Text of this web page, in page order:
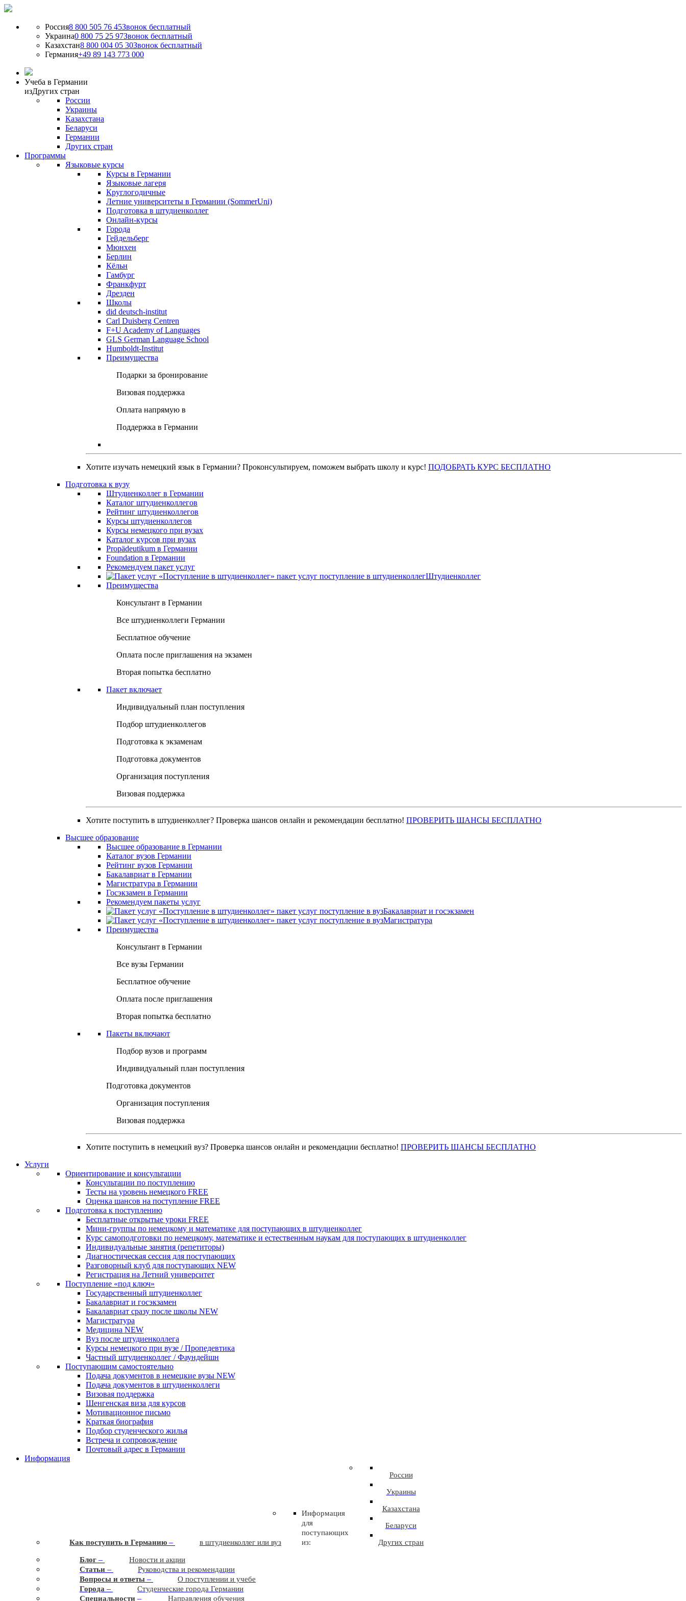
Россия8 800 505 76 45Звонок бесплатный
Украина0 800 75 25 97Звонок бесплатный
Казахстан8 800 004 05 30Звонок бесплатный
Германия+49 89 143 773 000
Учеба в Германии
изДругих стран
России
Украины
Казахстана
Беларуси
Германии
Других стран
Программы
Языковые курсы
Курсы в Германии
Языковые лагеря
Круглогодичные
Летние университеты в Германии (SommerUni)
Подготовка в штудиенколлег
Онлайн-курсы
Города
Гейдельберг
Мюнхен
Берлин
Кёльн
Гамбург
Франкфурт
Дрезден
Школы
did deutsch-institut
Carl Duisberg Centren
F+U Academy of Languages
GLS German Language School
Humboldt-Institut
Преимущества
Подарки за бронирование
Визовая поддержка
Оплата напрямую в
Поддержка в Германии
Хотите изучать немецкий язык в Германии? Проконсультируем, поможем выбрать школу и курс! ПОДОБРАТЬ КУРС БЕСПЛАТНО
Подготовка к вузу
Штудиенколлег в Германии
Каталог штудиенколлегов
Рейтинг штудиенколлегов
Курсы штудиенколлегов
Курсы немецкого при вузах
Каталог курсов при вузах
Propädeutikum в Германии
Foundation в Германии
Рекомендуем пакет услуг
Штудиенколлег
Преимущества
Консультант в Германии
Все штудиенколлеги Германии
Бесплатное обучение
Оплата после приглашения на экзамен
Вторая попытка бесплатно
Пакет включает
Индивидуальный план поступления
Подбор штудиенколлегов
Подготовка к экзаменам
Подготовка документов
Организация поступления
Визовая поддержка
Хотите поступить в штудиенколлег? Проверка шансов онлайн и рекомендации бесплатно! ПРОВЕРИТЬ ШАНСЫ БЕСПЛАТНО
Высшее образование
Высшее образование в Германии
Каталог вузов Германии
Рейтинг вузов Германии
Бакалавриат в Германии
Магистратура в Германии
Госэкзамен в Германии
Рекомендуем пакеты услуг
Бакалавриат и госэкзамен
Магистратура
Преимущества
Консультант в Германии
Все вузы Германии
Бесплатное обучение
Оплата после приглашения
Вторая попытка бесплатно
Пакеты включают
Подбор вузов и программ
Индивидуальный план поступления
Подготовка документов
Организация поступления
Визовая поддержка
Хотите поступить в немецкий вуз? Проверка шансов онлайн и рекомендации бесплатно! ПРОВЕРИТЬ ШАНСЫ БЕСПЛАТНО
Услуги
Ориентирование и консультации
Консультации по поступлению
Тесты на уровень немецкого FREE
Оценка шансов на поступление FREE
Подготовка к поступлению
Бесплатные открытые уроки FREE
Мини-группы по немецкому и математике для поступающих в штудиенколлег
Курс самоподготовки по немецкому, математике и естественным наукам для поступающих в штудиенколлег
Индивидуальные занятия (репетиторы)
Диагностическая сессия для поступающих
Разговорный клуб для поступающих NEW
Регистрация на Летний университет
Поступление «под ключ»
Государственный штудиенколлег
Бакалавриат и госэкзамен
Бакалавриат сразу после школы NEW
Магистратура
Медицина NEW
Вуз после штудиенколлега
Курсы немецкого при вузе / Пропедевтика
Частный штудиенколлег / Фаундейшн
Поступающим самостоятельно
Подача документов в немецкие вузы NEW
Подача документов в штудиенколлеги
Визовая поддержка
Шенгенская виза для курсов
Мотивационное письмо
Краткая биография
Подбор студенческого жилья
Встреча и сопровождение
Почтовый адрес в Германии
Информация
Как поступить в Германию – в штудиенколлег или вуз
Информация
для
поступающих
из:
России
Украины
Казахстана
Беларуси
Других стран
Блог –
Новости и акции
Статьи –
Руководства и рекомендации
Вопросы и ответы –
О поступлении и учебе
Города –
Студенческие города Германии
Cпециальности –
Направления обучения